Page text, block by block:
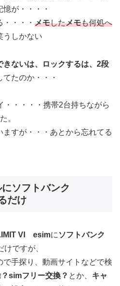
が・・・・
・・・・ メモしたメモも何処へ
しかない
きないは、ロックするは、2段
たのか・・・
・・・・・携帯2台持ちながら
。
すが・・・あとから忘れてる
ソフトバンク
だけ
VI esimに ソフトバンク
けですが、
で手探り、動画サイトなどで検
simフリー交換？ とか、 キャ